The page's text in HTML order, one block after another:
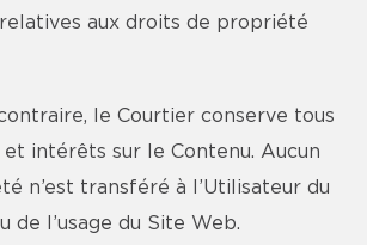
aux droits de propriété
le Courtier conserve tous
et intérêts sur le Contenu. Aucun
n’est transféré à l’Utilisateur du
de l’usage du Site Web.